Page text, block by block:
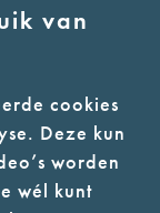
van
cookies
Deze kun
worden
wél kunt
de